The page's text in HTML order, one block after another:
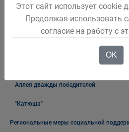
округа
Книга памяти
Аллея дважды победителей
"Катюша"
Региональные меры социальной
Этот сайт использует cookie
Продолжая использовать
согласие на работу с
OK